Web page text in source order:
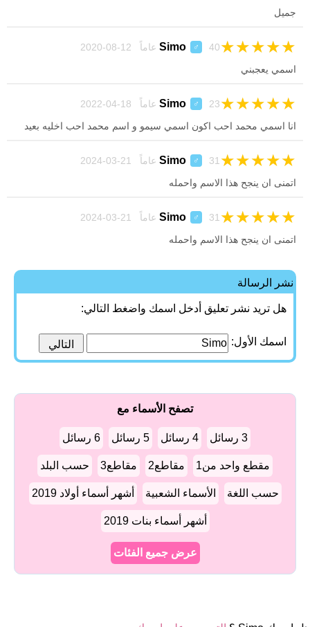
جميل
Simo ♂ 40 عاماً 12-08-2020 ★
★
★
★
★
اسمي يعجبني
Simo ♂ 23 عاماً 18-04-2022 ★
★
★
★
★
انا اسمي محمد احب اكون اسمي سيمو و اسم محمد احب اخليه بعيد
Simo ♂ 31 عاماً 21-03-2024 ★
★
★
★
★
اتمنى ان ينجح هذا الاسم واحمله
Simo ♂ 31 عاماً 21-03-2024 ★
★
★
★
★
اتمنى ان ينجح هذا الاسم واحمله
نشر الرسالة
هل تريد نشر تعليق أدخل اسمك واضغط التالي:
اسمك الأول:
تصفح الأسماء مع
3 رسائل 4 رسائل 5 رسائل 6 رسائل
مقطع واحد من1 مقاطع2 مقاطع3 حسب البلد
حسب اللغة الأسماء الشعبية أشهر أسماء أولاد 2019
أشهر أسماء بنات 2019
عرض جميع الفئات